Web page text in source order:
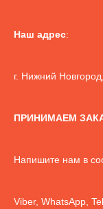
Наш адрес:
г. Нижний
ПРИНИМАЕМ
Напишите нам в
Viber, WhatsApp,